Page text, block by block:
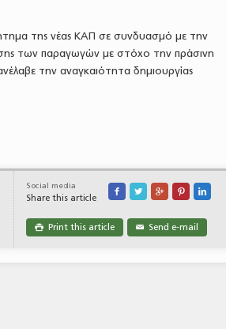
της νέας ΚΑΠ σε συνδυασμό με την
των παραγωγών με στόχο την πράσινη
την αναγκαιότητα δημιουργίας
Social media
Share this article
    
 Print this article ✉ Send e-mail